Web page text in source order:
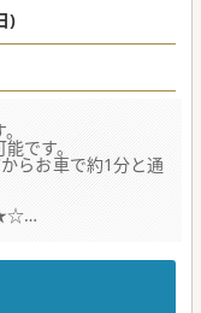
)
です。
らお車で約1分と通
を目的とした一般
療養型のため比較的
ださいませ。